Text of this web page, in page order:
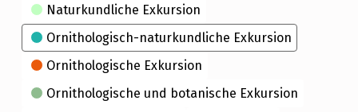
Naturkundliche Exkursion
Ornithologisch-naturkundliche Exkursion
Ornithologische Exkursion
Ornithologische und botanische Exkursion